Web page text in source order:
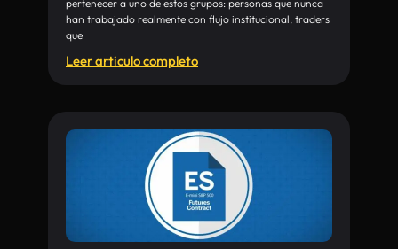
pertenecer a uno de estos grupos: personas que nunca
han trabajado realmente con flujo institucional, traders
que
Leer articulo completo